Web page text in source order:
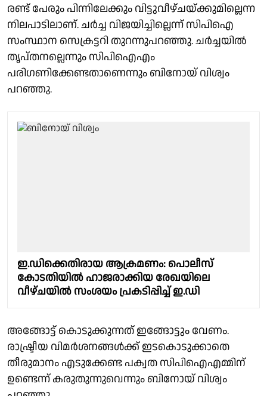
രണ്ട് പേരും പിന്നിലേക്കും വിട്ടുവീഴ്ചയ്ക്കുമില്ലെന്ന
നിലപാടിലാണ്. ചര്‍ച്ച വിജയിച്ചില്ലെന്ന് സിപിഐ
സംസ്ഥാന സെക്രട്ടറി തുറന്നുപറഞ്ഞു. ചര്‍ച്ചയില്‍
തൃപ്തനല്ലെന്നും സിപിഐഎം
പരിഗണിക്കേണ്ടതാണെന്നും ബിനോയ് വിശ്വം
പറഞ്ഞു.
ഇ.ഡിക്കെതിരായ ആക്രമണം: പൊലീസ്
കോടതിയില്‍ ഹാജരാക്കിയ രേഖയിലെ
വീഴ്ചയില്‍ സംശയം പ്രകടിപ്പിച്ച് ഇ.ഡി
അങ്ങോട്ട് കൊടുക്കുന്നത് ഇങ്ങോട്ടും വേണം.
രാഷ്ട്രീയ വിമര്‍ശനങ്ങള്‍ക്ക് ഇടകൊടുക്കാതെ
തീരുമാനം എടുക്കേണ്ട പക്വത സിപിഐഎമ്മിന്
ഉണ്ടെന്ന് കരുതുന്നുവെന്നും ബിനോയ് വിശ്വം